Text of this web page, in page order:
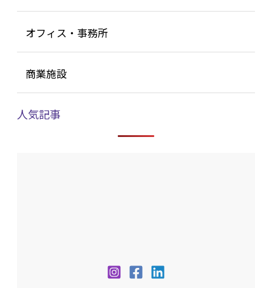
オフィス・事務所
商業施設
人気記事